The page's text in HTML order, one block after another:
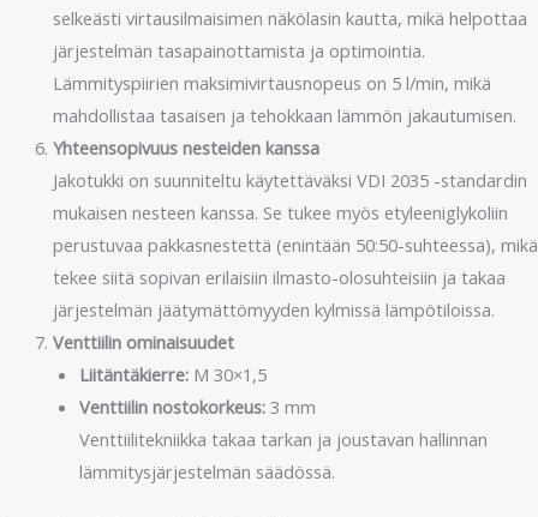
selkeästi virtausilmaisimen näkölasin kautta, mikä helpottaa
järjestelmän tasapainottamista ja optimointia.
Lämmityspiirien maksimivirtausnopeus on 5 l/min, mikä
mahdollistaa tasaisen ja tehokkaan lämmön jakautumisen.
Yhteensopivuus nesteiden kanssa
Jakotukki on suunniteltu käytettäväksi VDI 2035 -standardin
mukaisen nesteen kanssa. Se tukee myös etyleeniglykoliin
perustuvaa pakkasnestettä (enintään 50:50-suhteessa), mikä
tekee siitä sopivan erilaisiin ilmasto-olosuhteisiin ja takaa
järjestelmän jäätymättömyyden kylmissä lämpötiloissa.
Venttiilin ominaisuudet
Liitäntäkierre:M 30×1,5
Venttiilin nostokorkeus:3 mm
Venttiilitekniikka takaa tarkan ja joustavan hallinnan
lämmitysjärjestelmän säädössä.